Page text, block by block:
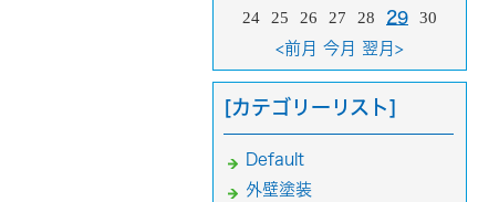
24
25 26 27 28 29 30
<前月 今月 翌月>
[カテゴリーリスト]
Default
外壁塗装